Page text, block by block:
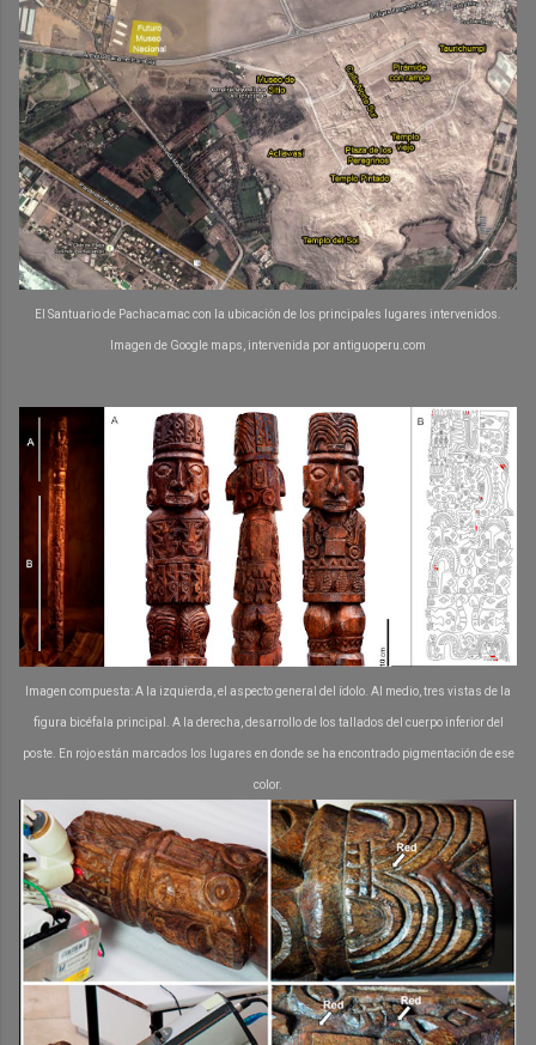
El Santuario de Pachacamac con la ubicación de los principales lugares intervenidos.
Imagen de Google maps, intervenida por antiguoperu.com
Imagen compuesta: A la izquierda, el aspecto general del ídolo. Al medio, tres vistas de la
figura bicéfala principal. A la derecha, desarrollo de los tallados del cuerpo inferior del
poste. En rojo están marcados los lugares en donde se ha encontrado pigmentación de ese
color.